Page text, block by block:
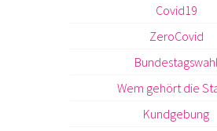
Covid19
ZeroCovid
Bundestagswahl
Wem gehört die
Kundgebung